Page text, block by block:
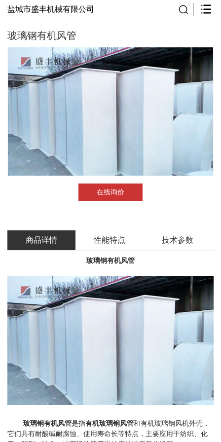
盐城市盛丰机械有限公司
玻璃钢有机风管
在线询价
商品详情 性能特点 技术参数
玻璃钢有机风管
玻璃钢有机风管是指有机玻璃钢风管和有机玻璃钢风机外壳，
它们具有耐酸碱耐腐蚀、使用寿命长等特点，主要应用于纺织、化